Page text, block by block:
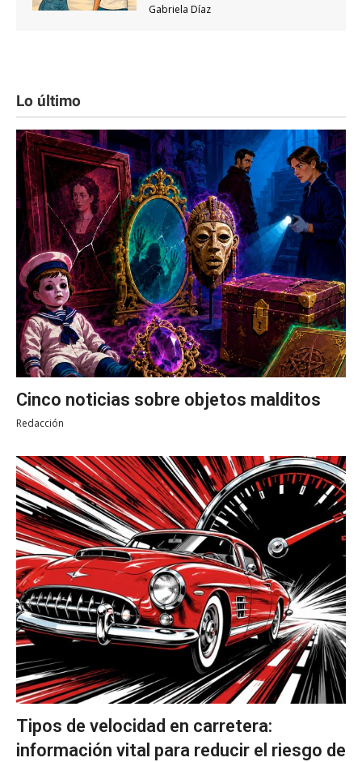
Gabriela Díaz
Lo último
Cinco noticias sobre objetos malditos
Redacción
Tipos de velocidad en carretera:
información vital para reducir el riesgo de